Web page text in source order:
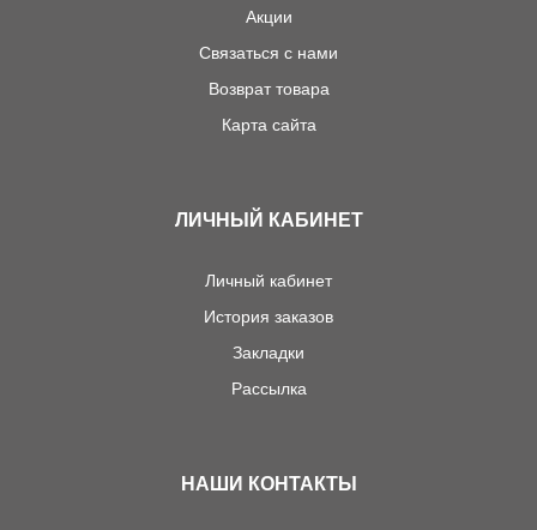
Акции
Связаться с нами
Возврат товара
Карта сайта
ЛИЧНЫЙ КАБИНЕТ
Личный кабинет
История заказов
Закладки
Рассылка
НАШИ КОНТАКТЫ